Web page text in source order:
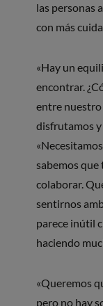
las personas
con más
«Hay un
encontrar.
entre nuestro
disfrutamos y
sabemos que
colaborar.
sentirnos
parece inútil
haciendo
«Queremos
pero no hay